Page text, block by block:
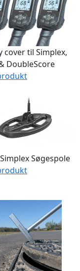
cover til Simplex,
DoubleScore
Søgespole